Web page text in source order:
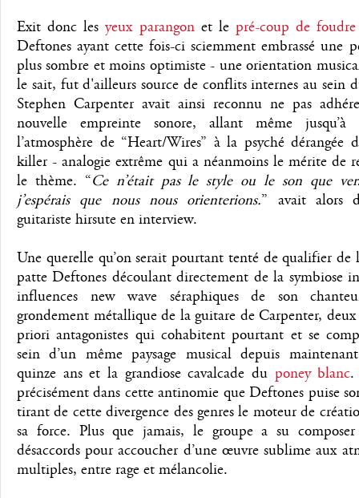
Exit donc lesyeux parangonet le pré-coup de
Deftones ayant cette fois-ci sciemment embrassé une
plus sombre et moins optimiste - une orientation
le sait, fut d'ailleurs source de conflits internes au sein
Stephen Carpenter avait ainsi reconnu ne pas
nouvelle empreinte sonore, allant même jusqu’à
l’atmosphère de “Heart/Wires” à la psyché dérangée
killer - analogie extrême qui a néanmoins le mérite de
le thème. “Ce n’était pas le style ou le son que
j’espérais que nous nous orienterions.” avait alors
guitariste hirsute en interview.
Une querelle qu’on serait pourtant tenté de qualifier de
patte Deftones découlant directement de la symbiose
influences new wave séraphiques de son
grondement métallique de la guitare de Carpenter, deux
priori antagonistes qui cohabitent pourtant et se
sein d’un même paysage musical depuis
quinze ans et la grandiose cavalcade du poney blanc.
précisément dans cette antinomie que Deftones puise
tirant de cette divergence des genres le moteur de
sa force. Plus que jamais, le groupe a su composer
désaccords pour accoucher d’une œuvre sublime aux
multiples, entre rage et mélancolie.